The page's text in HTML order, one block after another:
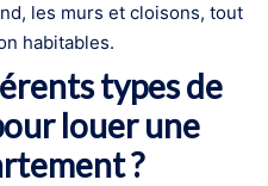
les murs et cloisons, tout
habitables.
types de
louer une
?